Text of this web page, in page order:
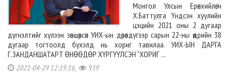
Монгол Улсын Ерөнхийлөгч
Х.Баттулга Үндсэн хуулийн
цэцийн 2021 оны 2 дугаар
дүгнэлтийг хүлээн зөвшөөрсөн УИХ-ын дөрөвдүгээр сарын 22-ны өдрийн 38
дугаар тогтоолд бүхэлд нь хориг тавилаа. УИХ-ЫН ДАРГА
Г.ЗАНДАНШАТАРТ ӨНӨӨДӨР ХҮРГҮҮЛСЭН “ХОРИГ ...
2021-04-29 12:19:16, 939